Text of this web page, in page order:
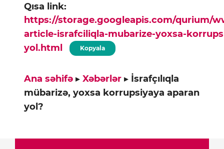
Qısa link:
https://storage.googleapis.com/qurium/
article-israfciliqla-mubarize-yoxsa-
yol.html
Kopyala
Ana səhifə ▸ Xəbərlər ▸ İsrafçılıqla
mübarizə, yoxsa korrupsiyaya aparan
yol?